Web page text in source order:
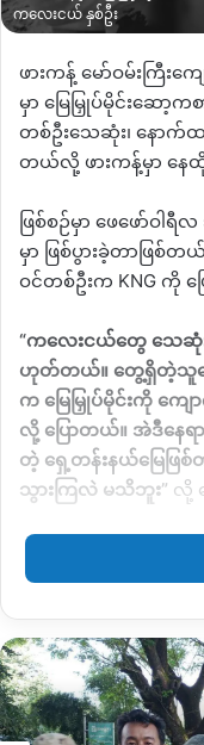
ကလေးငယ် နှစ်ဦး
ဖားကန့် မော်ဝမ်းကြီးကျ
မှာ မြေမြှုပ်မိုင်းဆော့က
တစ်ဦးသေဆုံး၊ နောက်
တယ်လို့ ဖားကန့်မှာ နေ
ဖြစ်စဉ်မှာ ဖေဖော်ဝါရီလ
မှာ ဖြစ်ပွားခဲ့တာဖြစ်
ဝင်တစ်ဦးက KNG ကို ပ
“ကလေးငယ်တွေ သေဆုံ
ဟုတ်တယ်။ တွေ့ရှိတဲ့သူ
က မြေမြှုပ်မိုင်းကို ကျေ
လို့ ပြောတယ်။ အဲဒီနေ
တဲ့ ရှေ့တန်းနယ်မြေဖြ
သွားကြလဲ မသိဘူး” လို့
မြေမြှုပ်မိုင်းပေါက်ကွဲမှုဖ
အရွယ် မောင်နေဝင်းထွ
နောက်ထပ် ကလေးငယ်
လင်း၊ အသက် ၂ နှစ်အ
အရွယ် နန်းခိုင်စိုး စတဲ့